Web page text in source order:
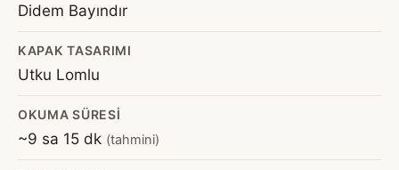
Didem Bayındır
KAPAK TASARIMI
Utku Lomlu
OKUMA SÜRESI
~9 sa 15 dk (tahmini)